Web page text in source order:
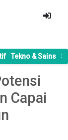
Tekno & Sains
Capai